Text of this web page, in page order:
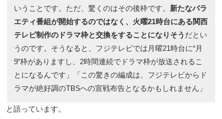
いうことです。ただ、驚くのはその後枠です。 新たなバラ
エティ番組が開始するのではなく、火曜21時台にある関西
テレビ制作のドラマ枠と交換をすることになりそう だとい
うのです。そうなると、フジテレビでは月曜21時台に“月
9”枠がありますし、2時間連続でドラマ枠が放送されるこ
とになるんです」「この驚きの編成は、フジテレビからド
ラマが絶好調のTBSへの宣戦布告となるかもしれません」
と語っています。